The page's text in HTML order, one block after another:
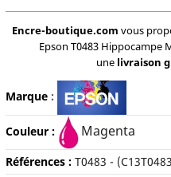
Encre-boutique.com vous
Epson T0483 Hippocampe
une livraison
Marque:
Couleur : Magenta
Références : T0483 -